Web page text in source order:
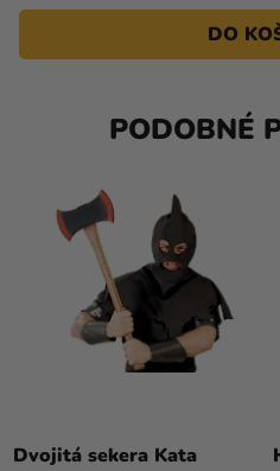
DO
PODOBNÉ
Dvojitá sekera Kata